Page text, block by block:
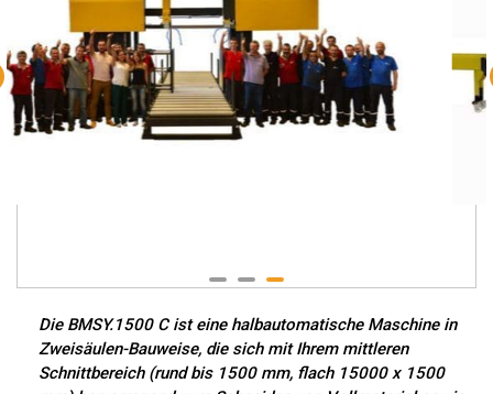
Die BMSY.1500 C ist eine halbautomatische Maschine in
Zweisäulen-Bauweise, die sich mit Ihrem mittleren
Schnittbereich (rund bis 1500 mm, flach 15000 x 1500